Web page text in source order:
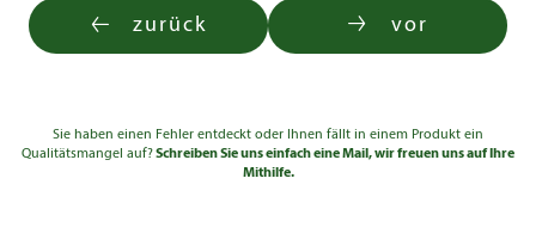
zurück vor
Sie haben einen Fehler entdeckt oder Ihnen fällt in einem Produkt ein
Qualitätsmangel auf?Schreiben Sie uns einfach eine Mail, wir freuen uns auf Ihre
Mithilfe.